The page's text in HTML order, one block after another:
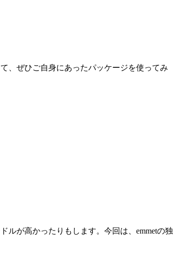
、ぜひご自身にあったパッケージを使ってみ
ルが高かったりもします。今回は、emmetの独